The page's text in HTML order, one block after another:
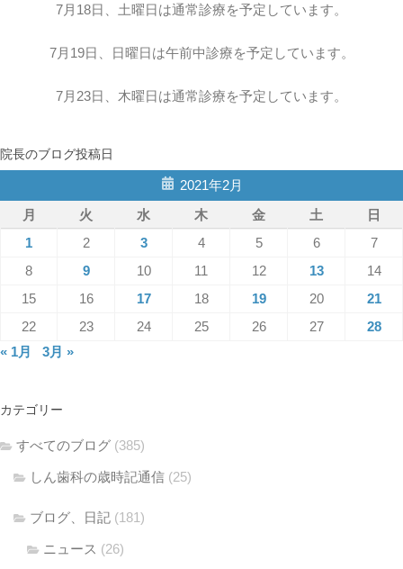
7月18日、土曜日は通常診療を予定しています。
7月19日、日曜日は午前中診療を予定しています。
7月23日、木曜日は通常診療を予定しています。
院長のブログ投稿日
2021年2月
月
火 水 木 金 土
日
1
2 3 4 5 6
7
8
9 10 11 12 13
14
15
16 17 18 19 20
21
22
23 24 25 26 27
28
« 1月
3月 »
カテゴリー
すべてのブログ (385)
しん歯科の歳時記通信 (25)
ブログ、日記 (181)
ニュース (26)